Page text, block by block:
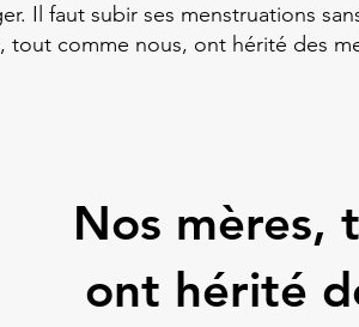
Il faut subir ses menstruations
tout comme nous, ont hérité des
Nos mères,
ont hérité